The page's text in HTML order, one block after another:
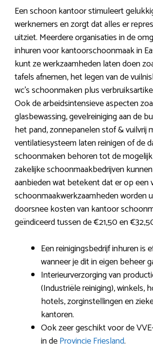
Een schoon kantoor stimuleert
werknemers en zorgt dat alles er
uitziet. Meerdere organisaties in de
inhuren voor kantoorschoonmaak in
kunt ze werkzaamheden laten doen
tafels afnemen, het legen van de
wc’s schoonmaken plus
Ook de arbeidsintensieve aspecten
glasbewassing, gevelreiniging aan de
het pand, zonnepanelen stof & vuilvrij
ventilatiesysteem laten reinigen of de
schoonmaken behoren tot de
zakelijke schoonmaakbedrijven
aanbieden wat betekent dat er op een
schoonmaakwerkzaamheden worden
doorsnee kosten van kantoor
geïndiceerd tussen de €21,50 en
Een reinigingsbedrijf inhuren is
wanneer je dit in eigen beheer
Interieurverzorging van
(Industriële reiniging), winkels,
hotels, zorginstellingen en
kantoren.
Ook zeer geschikt voor de
in deProvincie Friesland.